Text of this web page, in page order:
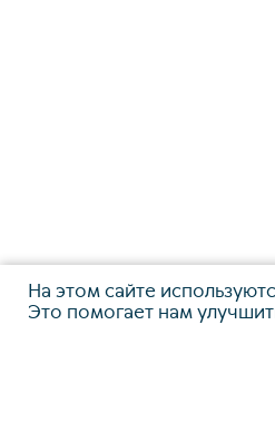
На этом сайте
Это помогает нам